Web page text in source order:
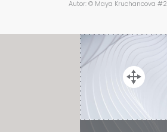
Autor: © Maya Kruchancova